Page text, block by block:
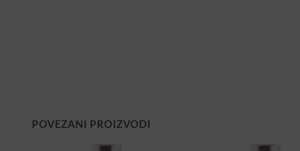
POVEZANI PROIZVODI